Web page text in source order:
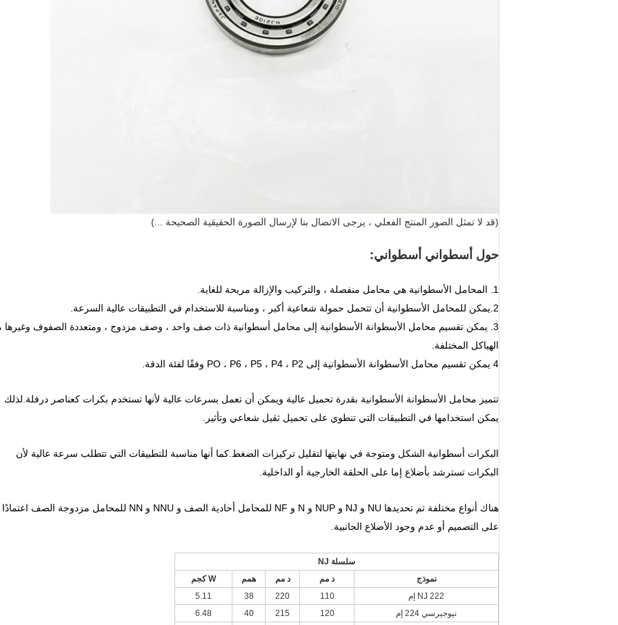
(قد لا تمثل الصور المنتج الفعلي ، يرجى الاتصال بنا لإرسال الصورة الحقيقية الصحيحة ...)
حول أسطواني أسطواني:
1. المحامل الأسطوانية هي محامل منفصلة ، والتركيب والإزالة مريحة للغاية.
2.يمكن للمحامل الأسطوانية أن تتحمل حمولة شعاعية أكبر ، ومناسبة للاستخدام في التطبيقات عالية السرعة.
3. يمكن تقسيم محامل الأسطوانة الأسطوانية إلى محامل أسطوانية ذات صف واحد ، وصف مزدوج ، ومتعددة الصفوف
الهياكل المختلفة.
4 يمكن تقسيم محامل الأسطوانة الأسطوانية إلى PO ، P6 ، P5 ، P4 ، P2 وفقًا لفئة الدقة.
تتميز محامل الأسطوانة الأسطوانية بقدرة تحميل عالية ويمكن أن تعمل بسرعات عالية لأنها تستخدم بكرات كعناصر درفلة.لذلك
يمكن استخدامها في التطبيقات التي تنطوي على تحميل ثقيل شعاعي وتأثير.
البكرات أسطوانية الشكل ومتوجة في نهايتها لتقليل تركيزات الضغط.كما أنها مناسبة للتطبيقات التي تتطلب سرعة عالية لأن
البكرات تسترشد بأضلاع إما على الحلقة الخارجية أو الداخلية.
هناك أنواع مختلفة تم تحديدها NU و NJ و NUP و N و NF للمحامل أحادية الصف و NNU و NN للمحامل مزدوجة الصف اعتمادًا
على التصميم أو عدم وجود الأضلاع الجانبية.
سلسلة NJ
نموذج
د مم د مم همم
W كجم
NJ 222 إم
110
220
38
5.11
نيوجيرسي 224 إم
120
215
40
6.48